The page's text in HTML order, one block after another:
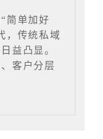
简单加好
，传统私域
益凸显。
客户分层